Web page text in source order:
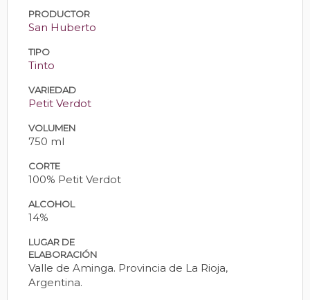
PRODUCTOR
San Huberto
TIPO
Tinto
VARIEDAD
Petit Verdot
VOLUMEN
750 ml
CORTE
100% Petit Verdot
ALCOHOL
14%
LUGAR DE
ELABORACIÓN
Valle de Aminga. Provincia de La Rioja,
Argentina.